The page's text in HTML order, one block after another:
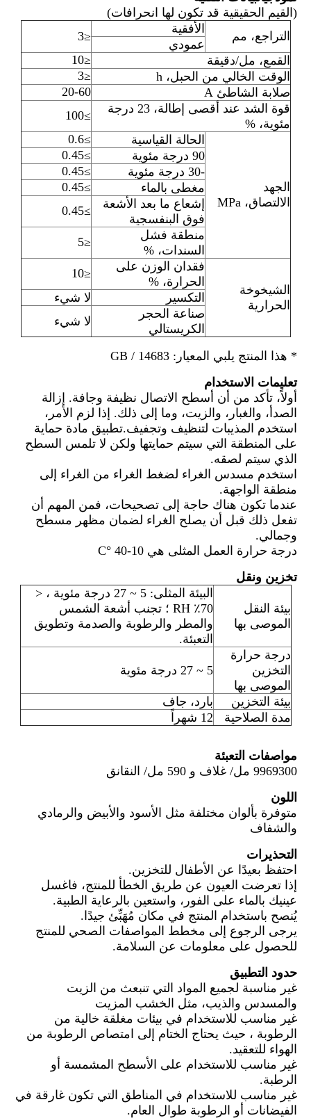
(القيم الحقيقية قد تكون لها انحرافات)
التراجع، مم
الأفقية
≤3
عمودي
القمع، مل/دقيقة
≤10
الوقت الخالي من الحبل، h
≤3
صلابة الشاطئ A
20-60
قوة الشد عند أقصى إطالة، 23 درجة
مئوية، %
≥100
الجهد
الالتصاق، MPa
الحالة القياسية
≥0.6
90 درجة مئوية
≥0.45
-30 درجة مئوية
≥0.45
مغطى بالماء
≥0.45
إشعاع ما بعد الأشعة
فوق البنفسجية
≥0.45
منطقة فشل
السندات، %
≤5
الشيخوخة
الحرارية
فقدان الوزن على
الحرارة، %
≤10
التكسير
لا شيء
صناعة الحجر
الكريستالي
لا شيء
* هذا المنتج يلبي المعيار: GB / 14683
تعليمات الاستخدام
أولاً، تأكد من أن أسطح الاتصال نظيفة وجافة. إزالة
الصدأ، والغبار، والزيت، وما إلى ذلك. إذا لزم الأمر،
استخدم المذيبات لتنظيف وتجفيف.تطبيق مادة حماية
على المنطقة التي سيتم حمايتها ولكن لا تلمس السطح
الذي سيتم لصقه.
استخدم مسدس الغراء لضغط الغراء من الغراء إلى
منطقة الواجهة.
عندما تكون هناك حاجة إلى تصحيحات، فمن المهم أن
تفعل ذلك قبل أن يصلح الغراء لضمان مظهر مسطح
وجمالي.
درجة حرارة العمل المثلى هي 10-40 °C
تخزين ونقل
بيئة النقل
الموصى بها
البيئة المثلى: 5 ~ 27 درجة مئوية ، <
70٪ RH ؛ تجنب أشعة الشمس
والمطر والرطوبة والصدمة وتطويق
التعبئة.
درجة حرارة
التخزين
الموصى بها
5 ~ 27 درجة مئوية
بيئة التخزين
بارد، جاف
مدة الصلاحية
12 شهراً
مواصفات التعبئة
9969300 مل/ غلاف و 590 مل/ النقانق
اللون
متوفرة بألوان مختلفة مثل الأسود والأبيض والرمادي
والشفاف
التحذيرات
احتفظ بعيدًا عن الأطفال للتخزين.
إذا تعرضت العيون عن طريق الخطأ للمنتج، فاغسل
عينيك بالماء على الفور، واستعين بالرعاية الطبية.
يُنصح باستخدام المنتج في مكان مُهَبِّئ جيدًا.
يرجى الرجوع إلى مخطط المواصفات الصحي للمنتج
للحصول على معلومات عن السلامة.
حدود التطبيق
غير مناسبة لجميع المواد التي تنبعث من الزيت
والمسدس والذيب، مثل الخشب المزيت
غير مناسب للاستخدام في بيئات مغلقة خالية من
الرطوبة ، حيث يحتاج الختام إلى امتصاص الرطوبة من
الهواء للتعقيد.
غير مناسب للاستخدام على الأسطح المشمسة أو
الرطبة.
غير مناسب للاستخدام في المناطق التي تكون غارقة في
الفيضانات أو الرطوبة طوال العام.